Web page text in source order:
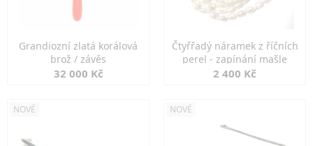
Grandiozní zlatá korálová
brož / závěs
32 000 Kč
Čtyřřadý náramek z říčních
perel - zapínání mašle
2 400 Kč
NOVÉ NOVÉ